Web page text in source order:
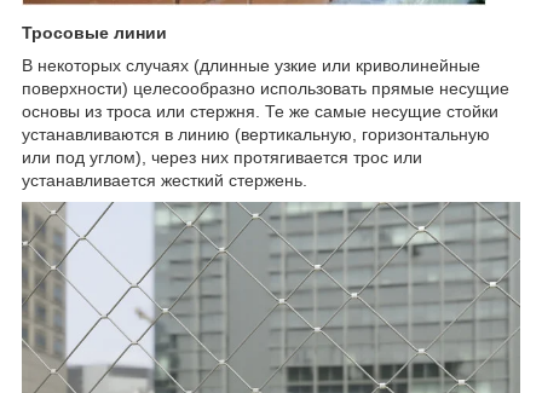
Тросовые линии
В некоторых случаях (длинные узкие или криволинейные
поверхности) целесообразно использовать прямые несущие
основы из троса или стержня. Те же самые несущие стойки
устанавливаются в линию (вертикальную, горизонтальную
или под углом), через них протягивается трос или
устанавливается жесткий стержень.